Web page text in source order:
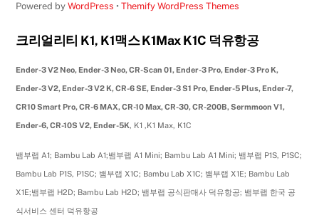
Powered byWordPress •Themify WordPress Themes
크리얼리티 K1, K1맥스 K1Max K1C 덕유항공
Ender-3 V2 Neo, Ender-3 Neo, CR-Scan 01, Ender-3 Pro, Ender-3 Pro K,
Ender-3 V2, Ender-3 V2 K, CR-6 SE, Ender-3 S1 Pro, Ender-5 Plus, Ender-7,
CR10 Smart Pro, CR-6 MAX, CR-10 Max, CR-30, CR-200B, Sermmoon V1,
Ender-6, CR-10S V2, Ender-5K, K1 ,K1 Max, K1C
뱀부랩 A1; Bambu Lab A1;뱀부랩 A1 Mini; Bambu Lab A1 Mini; 뱀부랩 P1S, P1SC;
Bambu Lab P1S, P1SC; 뱀부랩 X1C; Bambu Lab X1C; 뱀부랩 X1E; Bambu Lab
X1E;뱀부랩 H2D; Bambu Lab H2D; 뱀부랩 공식판매사 덕유항공; 뱀부랩 한국 공
식서비스 센터 덕유항공